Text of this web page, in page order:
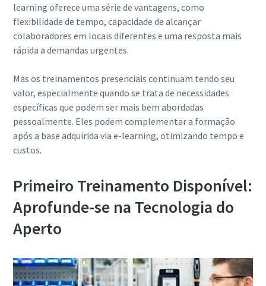
learning oferece uma série de vantagens, como
flexibilidade de tempo, capacidade de alcançar
colaboradores em locais diferentes e uma resposta mais
rápida a demandas urgentes.
Mas os treinamentos presenciais continuam tendo seu
valor, especialmente quando se trata de necessidades
específicas que podem ser mais bem abordadas
pessoalmente. Eles podem complementar a formação
após a base adquirida via e-learning, otimizando tempo e
custos.
Primeiro Treinamento Disponível:
Aprofunde-se na Tecnologia do
Aperto